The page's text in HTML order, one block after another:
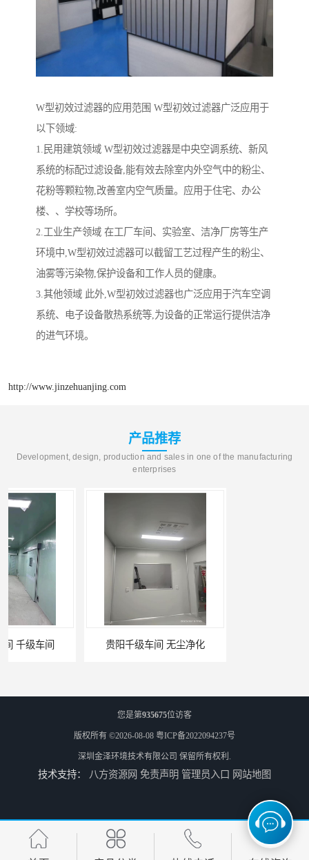
W型初效过滤器的应用范围 W型初效过滤器广泛应用于
以下领域:
1.民用建筑领域 W型初效过滤器是中央空调系统、新风
系统的标配过滤设备,能有效去除室内外空气中的粉尘、
花粉等颗粒物,改善室内空气质量。应用于住宅、办公
楼、、学校等场所。
2.工业生产领域 在工厂车间、实验室、洁净厂房等生产
环境中,W型初效过滤器可以截留工艺过程产生的粉尘、
油雾等污染物,保护设备和工作人员的健康。
3.其他领域 此外,W型初效过滤器也广泛应用于汽车空调
系统、电子设备散热系统等,为设备的正常运行提供洁净
的进气环境。
http://www.jinzehuanjing.com
产品推荐
Development, design, production and sales in one of the manufacturing
enterprises
贵阳千级车间 无尘净化
W型初效过滤器 西宁无隔板中效过滤器供应 金泽 W型初效过滤器厂 广州无隔板中效过滤器厂家 金泽
您是第935675位访客
版权所有 ©2026-08-08 粤ICP备2022094237号
深圳金泽环境技术有限公司 保留所有权利.
技术支持： 八方资源网 免责声明 管理员入口 网站地图